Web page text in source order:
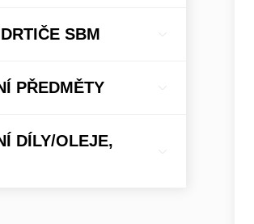
SBM
PŘEDMĚTY
DÍLY/OLEJE,